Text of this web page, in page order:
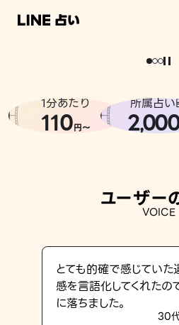
相談事例
どうせなら
。
1分あたり
110円〜
所属占い
2,000
ユーザー
VOICE
とても的確で感じていた
感を言語化してくれたの
に落ちました。
30